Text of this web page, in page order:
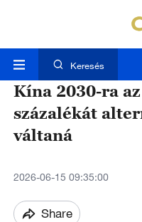
Keresés
Kína 2030-ra
százalékát
váltaná
2026-06-15 09:35:00
Share